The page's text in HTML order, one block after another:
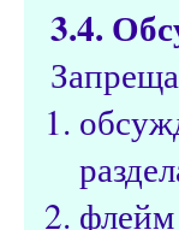
3.4.